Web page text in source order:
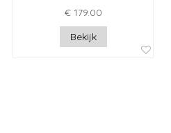
€ 179.00
Bekijk